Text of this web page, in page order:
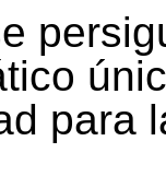
para